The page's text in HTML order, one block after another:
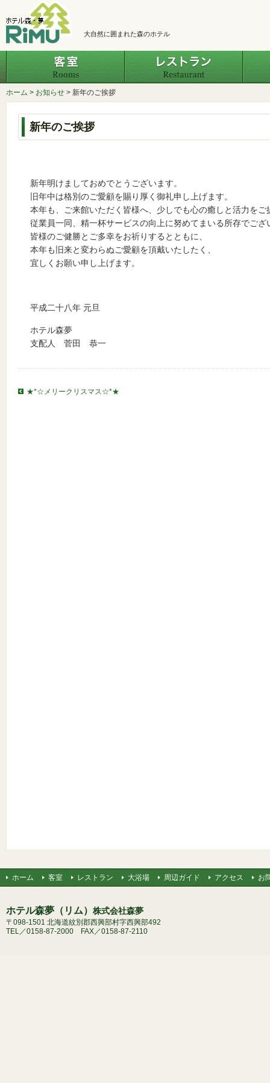
大自然に囲まれた森のホテル
客室 レスト
ホーム > お知らせ > 新年のご挨拶
新年のご挨拶
新年明けましておめでとうございます。
旧年中は格別のご愛顧を賜り厚く御礼申し上げます。
本年も、ご来館いただく皆様へ、少しでも心の癒しと活力をご
従業員一同、精一杯サービスの向上に努めてまいる所存でござ
皆様のご健勝とご多幸をお祈りするとともに、
本年も旧来と変わらぬご愛顧を頂戴いたしたく、
宜しくお願い申し上げます。
平成二十八年 元旦
ホテル森夢
支配人 菅田 恭一
★*☆メリークリスマス☆*★
ホーム 客室 レストラン 大浴場 周辺ガイド アクセス お
ホテル森夢（リム） 株式会社森夢
〒098-1501 北海道紋別郡西興部村字西興部492
TEL／0158-87-2000 FAX／0158-87-2110